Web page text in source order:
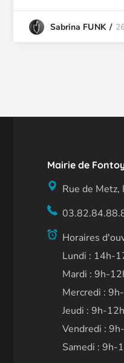
Sabrina FUNK
Mairie de
Rue de Metz,
Horaires
Lundi : 14h-
Mardi : 9h-
Mercredi :
Jeudi : 9h-
Vendredi :
Samedi : 9h-